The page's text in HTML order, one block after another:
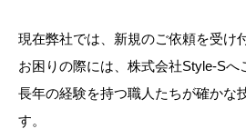
現在弊社では、新規のご依頼を受け
お困りの際には、株式会社Style-Sへ
長年の経験を持つ職人たちが確かな
す。